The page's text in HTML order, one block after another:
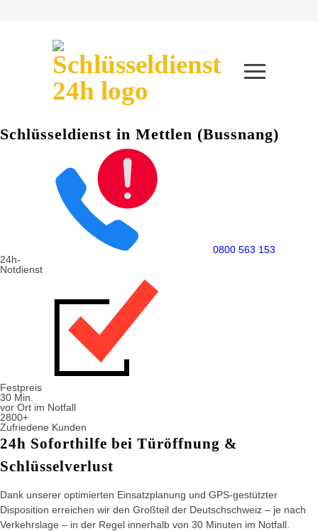
Schlüsseldienst in Mettlen (Bussnang)
0800 563 153
24h-
Notdienst
Festpreis
30 Min.
vor Ort im Notfall
2800+
Zufriedene Kunden
24h Soforthilfe bei Türöffnung &
Schlüsselverlust
Dank unserer optimierten Einsatzplanung und GPS-gestützter
Disposition erreichen wir den Großteil der Deutschschweiz – je nach
Verkehrslage – in der Regel innerhalb von 30 Minuten im Notfall.